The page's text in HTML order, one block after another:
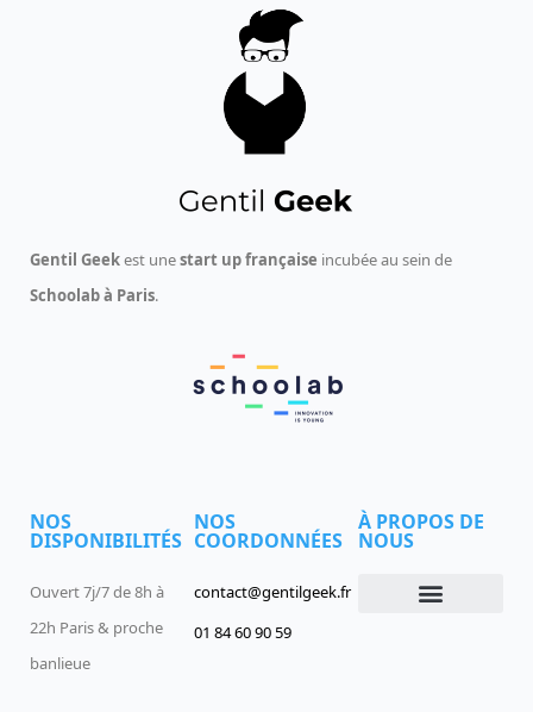
Gentil Geekest unestart up française incubée au sein de
Schoolab à Paris.
NOS
DISPONIBILITÉS
Ouvert 7j/7 de 8h à
22h Paris & proche
banlieue
NOS
COORDONNÉES
contact@gentilgeek.fr
01 84 60 90 59
À PROPOS DE
NOUS